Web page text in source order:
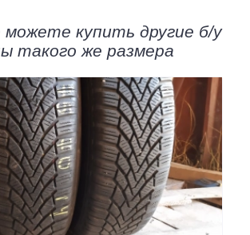
купить другие б/у
такого же размера